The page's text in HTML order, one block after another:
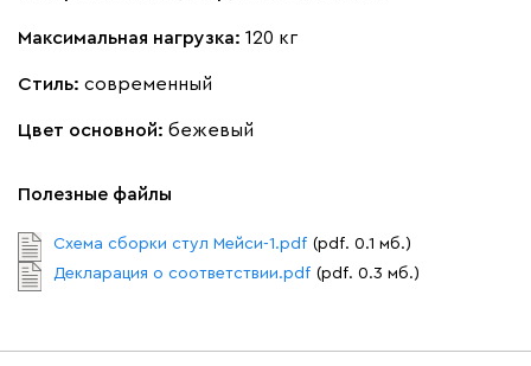
Максимальная нагрузка: 120 кг
Стиль: современный
Цвет основной: бежевый
Полезные файлы
Схема сборки стул Мейси-1.pdf (pdf. 0.1 мб.)
Декларация о соответствии.pdf (pdf. 0.3 мб.)